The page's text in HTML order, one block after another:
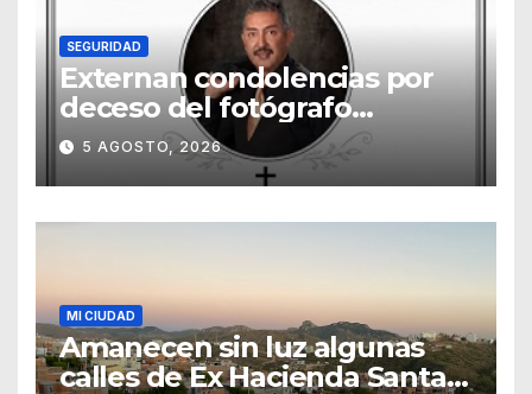
SEGURIDAD
Externan condolencias por
deceso del fotógrafo
Emmanuel Montero
5 AGOSTO, 2026
MI CIUDAD
Amanecen sin luz algunas
calles de Ex Hacienda Santa